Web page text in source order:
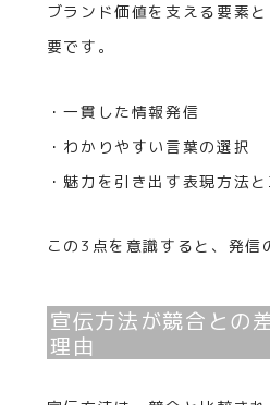
ブランド価値を支える要素
要です。
・一貫した情報発信
・わかりやすい言葉の選択
・魅力を引き出す表現方法
この3点を意識すると、発信
宣伝方法が競合との
理由